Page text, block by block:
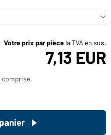
Votre prix par pièce la TVA en sus.
7,13 EUR
comprise.